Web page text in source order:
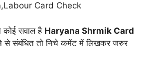
Card Check
कोई सवाल है Haryana Shrmik Card
संबंधित तो निचे कमेंट में लिखकर जरुर